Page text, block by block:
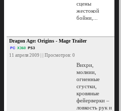
сцены
жестокой
бойни,...
Dragon Age: Origins - Mage Trailer
PC X360 PS3
11 апреля 2009 | | Просмотров: 0
Вихри,
молнии,
огненные
сгустки,
кровяные
фейерверки –
ловкость рук и